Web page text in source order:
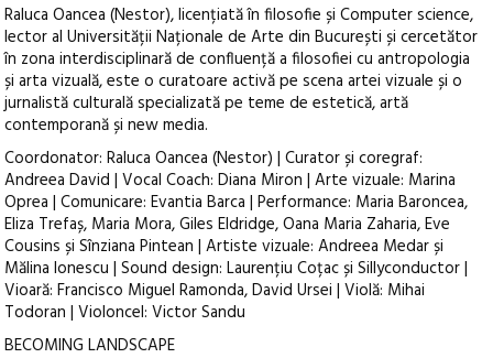
Raluca Oancea (Nestor), licențiată în filosofie și Computer science,
lector al Universității Naționale de Arte din București și cercetător
în zona interdisciplinară de confluență a filosofiei cu antropologia
și arta vizuală, este o curatoare activă pe scena artei vizuale și o
jurnalistă culturală specializată pe teme de estetică, artă
contemporană și new media.
Coordonator: Raluca Oancea (Nestor) | Curator și coregraf:
Andreea David | Vocal Coach: Diana Miron | Arte vizuale: Marina
Oprea | Comunicare: Evantia Barca | Performance: Maria Baroncea,
Eliza Trefaș, Maria Mora, Giles Eldridge, Oana Maria Zaharia, Eve
Cousins și Sînziana Pintean | Artiste vizuale: Andreea Medar și
Mălina Ionescu | Sound design: Laurențiu Coțac și Sillyconductor |
Vioară: Francisco Miguel Ramonda, David Ursei | Violă: Mihai
Todoran | Violoncel: Victor Sandu
BECOMING LANDSCAPE